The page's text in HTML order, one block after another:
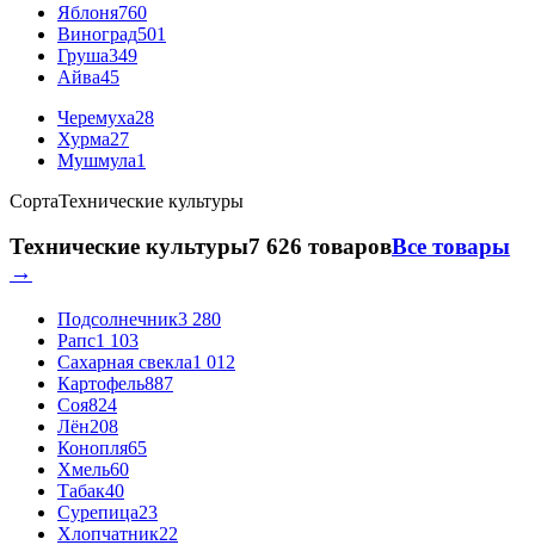
Яблоня760
Виноград501
Груша349
Айва45
Черемуха28
Хурма27
Мушмула1
СортаТехнические культуры
Технические культуры7 626 товаровВсе товары
→
Подсолнечник3 280
Рапс1 103
Сахарная свекла1 012
Картофель887
Соя824
Лён208
Конопля65
Хмель60
Табак40
Сурепица23
Хлопчатник22